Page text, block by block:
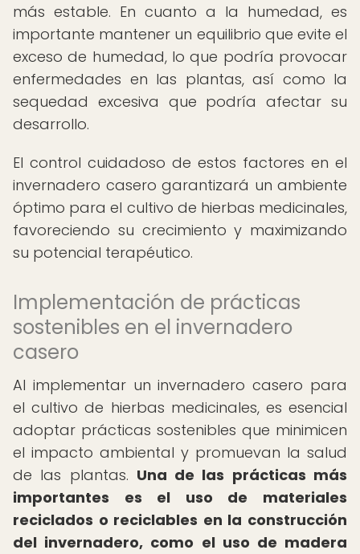
más estable. En cuanto a la humedad, es
importante mantener un equilibrio que evite el
exceso de humedad, lo que podría provocar
enfermedades en las plantas, así como la
sequedad excesiva que podría afectar su
desarrollo.
El control cuidadoso de estos factores en el
invernadero casero garantizará un ambiente
óptimo para el cultivo de hierbas medicinales,
favoreciendo su crecimiento y maximizando
su potencial terapéutico.
Implementación de prácticas
sostenibles en el invernadero
casero
Al implementar un invernadero casero para
el cultivo de hierbas medicinales, es esencial
adoptar prácticas sostenibles que minimicen
el impacto ambiental y promuevan la salud
de las plantas. Una de las prácticas más
importantes es el uso de materiales
reciclados o reciclables en la construcción
del invernadero, como el uso de madera